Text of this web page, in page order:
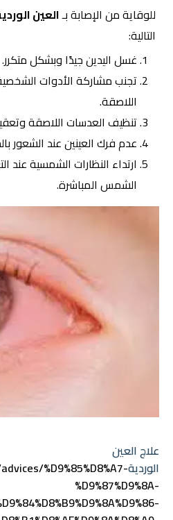
للوقاية من الإصابة بـالعين
التالية:
غسل اليدين جيدًا وبشكل متكرر.
تجنب مشاركة الأدوات
اللاصقة.
تنظيف العدسات اللاصقة
عدم فرك العينين عند الشعور
ارتداء النظارات الشمسية عند
الشمس المباشرة.
علاج العين
الوردية%D9%85%D8%A7-
%D9%87%D9%8A-